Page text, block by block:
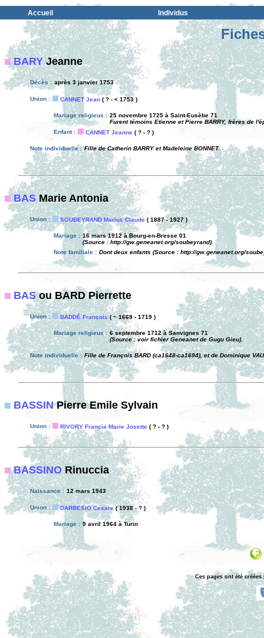
Accueil Individus
BARYJeanne
Décès : après 3 janvier 1753
Union : CANNET Jean ( ? - < 1753 )
Mariage religieux : 25 novembre 1725 à Saint-Eusèbe 71
Furent témoins Etienne et Pierre BARRY, frères de
Enfant :
CANNET Jeanne ( ? - ? )
Note individuelle : Fille de Catherin BARRY et Madeleine BONNET.
BASMarie Antonia
Union : SOUBEYRAND Marius Claude( 1887 - 1927 )
Mariage : 16 mars 1912 à Bourg-en-Bresse 01
(Source : http://gw.geneanet.org/soubeyrand).
Note familiale : Dont deux enfants (Source : http://gw.geneanet.org/
BASou BARD Pierrette
Union : BADDÉ François ( ~ 1669 - 1719 )
Mariage religieux : 6 septembre 1712 à Sanvignes 71
(Source : voir fichier Geneanet de Gugu Gieu).
Note individuelle : Fille de François BARD (ca1648-ca1694), et de Dominique
BASSINPierre Emile Sylvain
Union : RIVORY Francia Marie Josette ( ? - ? )
BASSINORinuccia
Naissance : 12 mars 1943
Union : DARBESIO Cesare( 1938 - ? )
Mariage : 9 avril 1964 à Turin
Ces pages ont été